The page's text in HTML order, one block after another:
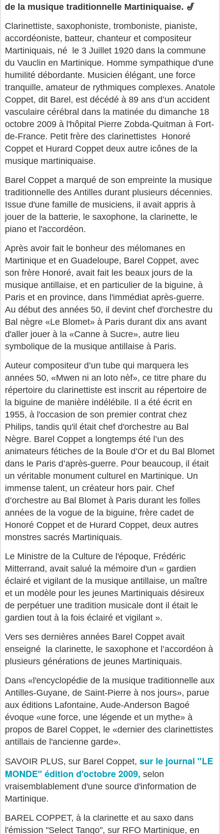
de la musique traditionnelle Martiniquaise. 🎷
Clarinettiste, saxophoniste, tromboniste, pianiste,
accordéoniste, batteur, chanteur et compositeur
Martiniquais, né le 3 Juillet 1920 dans la commune
du Vauclin en Martinique. Homme sympathique d'une
humilité débordante. Musicien élégant, une force
tranquille, amateur de rythmiques complexes. Anatole
Coppet, dit Barel, est décédé à 89 ans d’un accident
vasculaire cérébral dans la matinée du dimanche 18
octobre 2009 à l'hôpital Pierre Zobda-Quitman à Fort-
de-France. Petit frère des clarinettistes Honoré
Coppet et Hurard Coppet deux autre icônes de la
musique martiniquaise.
Barel Coppet a marqué de son empreinte la musique
traditionnelle des Antilles durant plusieurs décennies.
Issue d'une famille de musiciens, il avait appris à
jouer de la batterie, le saxophone, la clarinette, le
piano et l'accordéon.
Après avoir fait le bonheur des mélomanes en
Martinique et en Guadeloupe, Barel Coppet, avec
son frère Honoré, avait fait les beaux jours de la
musique antillaise, et en particulier de la biguine, à
Paris et en province, dans l'immédiat après-guerre.
Au début des années 50, il devint chef d'orchestre du
Bal nègre «Le Blomet» à Paris durant dix ans avant
d'aller jouer à la «Canne à Sucre», autre lieu
symbolique de la musique antillaise à Paris.
Auteur compositeur d’un tube qui marquera les
années 50, «Mwen ni an loto nèf», ce titre phare du
répertoire du clarinettiste est inscrit au répertoire de
la biguine de manière indélébile. Il a été écrit en
1955, à l'occasion de son premier contrat chez
Philips, tandis qu'il était chef d'orchestre au Bal
Nègre. Barel Coppet a longtemps été l’un des
animateurs fétiches de la Boule d’Or et du Bal Blomet
dans le Paris d’après-guerre. Pour beaucoup, il était
un véritable monument culturel en Martinique. Un
immense talent, un créateur hors pair. Chef
d’orchestre au Bal Blomet à Paris durant les folles
années de la vogue de la biguine, frère cadet de
Honoré Coppet et de Hurard Coppet, deux autres
monstres sacrés Martiniquais.
Le Ministre de la Culture de l'époque, Frédéric
Mitterrand, avait salué la mémoire d'un « gardien
éclairé et vigilant de la musique antillaise, un maître
et un modèle pour les jeunes Martiniquais désireux
de perpétuer une tradition musicale dont il était le
gardien tout à la fois éclairé et vigilant ».
Vers ses dernières années Barel Coppet avait
enseigné la clarinette, le saxophone et l’accordéon à
plusieurs générations de jeunes Martiniquais.
Dans «l'encyclopédie de la musique traditionnelle aux
Antilles-Guyane, de Saint-Pierre à nos jours», parue
aux éditions Lafontaine, Aude-Anderson Bagoé
évoque «une force, une légende et un mythe» à
propos de Barel Coppet, le «dernier des clarinettistes
antillais de l'ancienne garde».
SAVOIR PLUS, sur Barel Coppet, sur le journal "LE
MONDE" édition d'octobre 2009, selon
vraisemblablement d'une source d'information de
Martinique.
BAREL COPPET, à la clarinette et au saxo dans
l'émission "Select Tango", sur RFO Martinique, en